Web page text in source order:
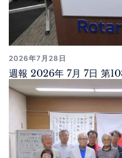
2026年7月28日
週報 2026年 7月 7日 第